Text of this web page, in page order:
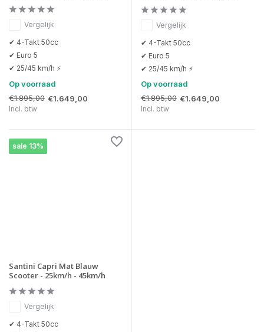
Vergelijk
✔ 4-Takt 50cc
✔ Euro 5
✔ 25/45 km/h ⚡
Op voorraad
€1.895,00 €1.649,00
Incl. btw
Vergelijk
✔ 4-Takt 50cc
✔ Euro 5
✔ 25/45 km/h ⚡
Op voorraad
€1.895,00 €1.649,00
Incl. btw
sale 13%
Santini Capri Mat Blauw
Scooter - 25km/h - 45km/h
Vergelijk
✔ 4-Takt 50cc